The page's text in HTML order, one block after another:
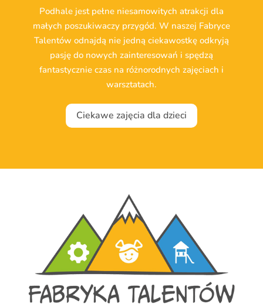
Podhale jest pełne niesamowitych atrakcji dla
małych poszukiwaczy przygód. W naszej Fabryce
Talentów odnajdą nie jedną ciekawostkę odkryją
pasję do nowych zainteresowań i spędzą
fantastycznie czas na różnorodnych zajęciach i
warsztatach.
Ciekawe zajęcia dla dzieci